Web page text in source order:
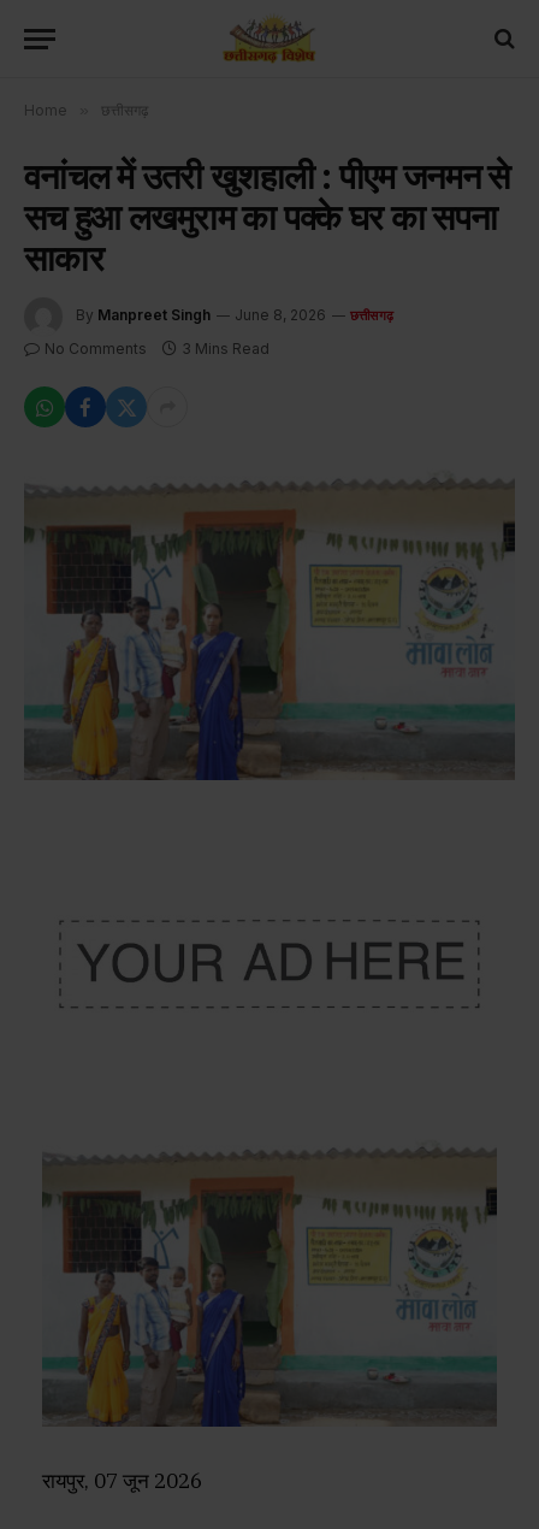
Home छत्तीसगढ़
वनांचल में उतरी खुशहाली : पीएम जनमन से
सच हुआ लखमुराम का पक्के घर का सपना
साकार
By Manpreet Singh June 8, 2026 छत्तीसगढ़
No Comments 3 Mins Read
रायपुर, 07 जून 2026